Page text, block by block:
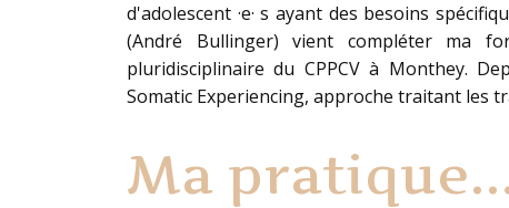
d'adolescent ·e· s ayant des besoins
(André Bullinger) vient compléter ma
pluridisciplinaire du CPPCV à Monthey.
Somatic Experiencing, approche traitant les
Ma